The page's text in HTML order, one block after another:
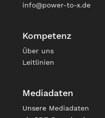
info@power-to-x.de
Kompetenz
Über uns
Leitlinien
Mediadaten
Unsere Mediadaten